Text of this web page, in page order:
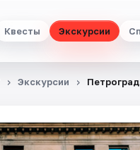
Квесты Экскурсии
Экскурсии